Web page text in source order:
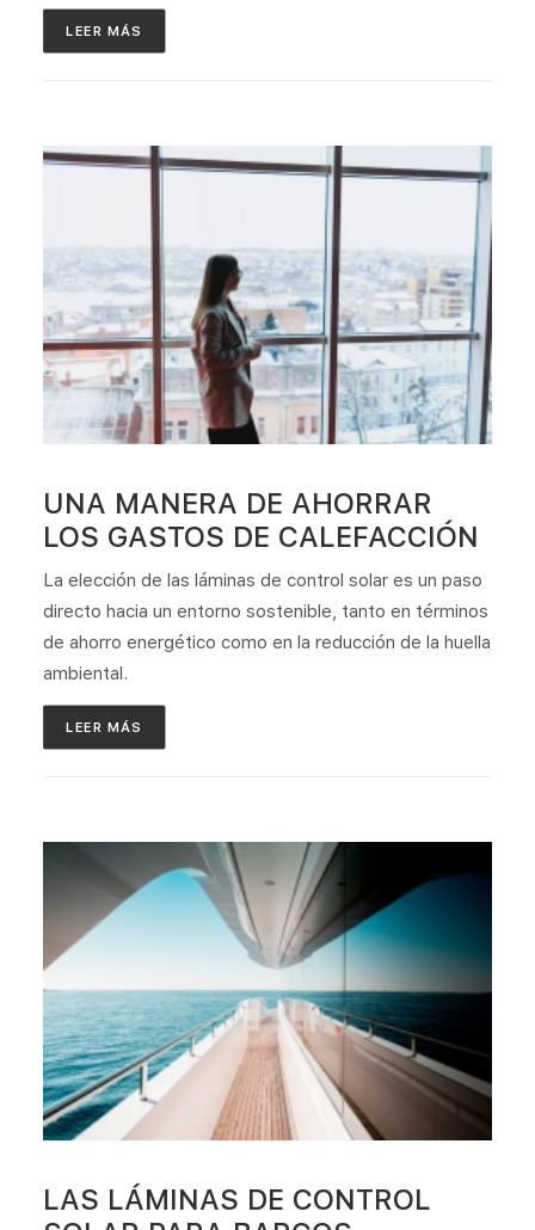
LEER MÁS
UNA MANERA DE AHORRAR
LOS GASTOS DE CALEFACCIÓN
La elección de las láminas de control solar es un paso
directo hacia un entorno sostenible, tanto en términos
de ahorro energético como en la reducción de la huella
ambiental.
LEER MÁS
LAS LÁMINAS DE CONTROL